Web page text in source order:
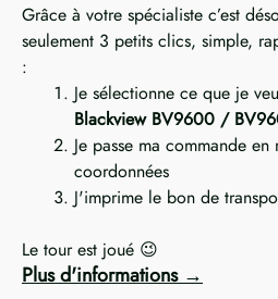
Grâce à votre spécialiste c’est
seulement 3 petits clics, simple,
:
Je sélectionne ce que je
Blackview BV9600 /
Je passe ma commande en
coordonnées
J'imprime le bon de
Le tour est joué 😉
Plus d'informations